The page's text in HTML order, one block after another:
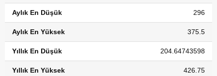
Aylık En Düşük 296
Aylık En Yüksek 375.5
Yıllık En Düşük 204.64743598
Yıllık En Yüksek 426.75